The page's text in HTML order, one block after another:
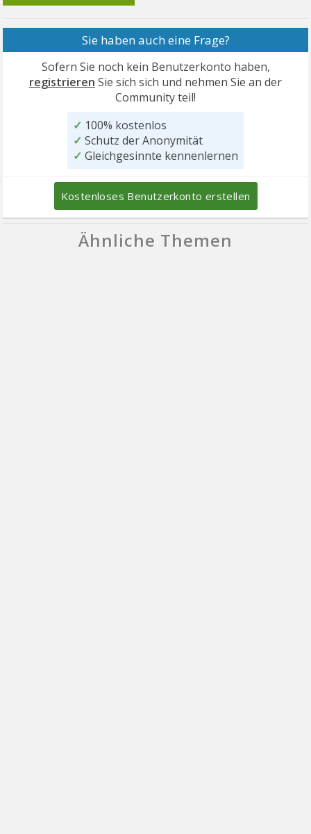
Sie haben auch eine Frage?
Sofern Sie noch kein Benutzerkonto haben,
registrieren Sie sich sich und nehmen Sie an der
Community teil!
✓ 100% kostenlos
✓ Schutz der Anonymität
✓ Gleichgesinnte kennenlernen
Kostenloses Benutzerkonto erstellen
Ähnliche Themen